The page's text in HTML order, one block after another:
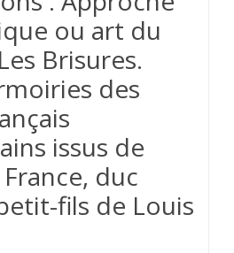
PAPE
ou art du
Brisures.
des
issus de
duc
fils de Louis